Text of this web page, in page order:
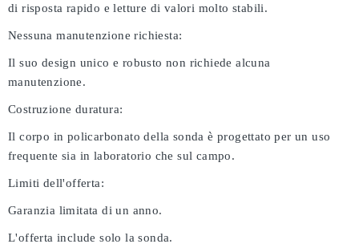
di risposta rapido e letture di valori molto stabili.
Nessuna manutenzione richiesta:
Il suo design unico e robusto non richiede alcuna
manutenzione.
Costruzione duratura:
Il corpo in policarbonato della sonda è progettato per un uso
frequente sia in laboratorio che sul campo.
Limiti dell'offerta:
Garanzia limitata di un anno.
L'offerta include solo la sonda.